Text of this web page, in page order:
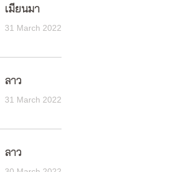
เมียนมา
31 March 2022
ลาว
31 March 2022
ลาว